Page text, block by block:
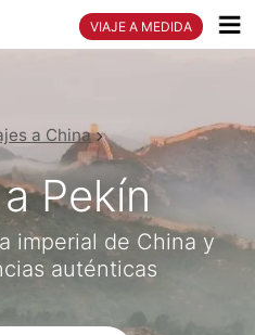
VIAJE A MEDIDA
a China
Pekín
imperial de China y
auténticas